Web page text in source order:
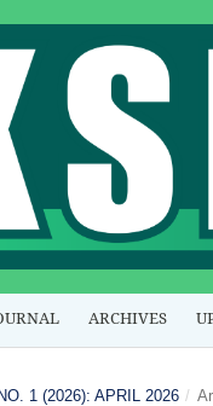
ARCHIVES
1 (2026): APRIL 2026 /